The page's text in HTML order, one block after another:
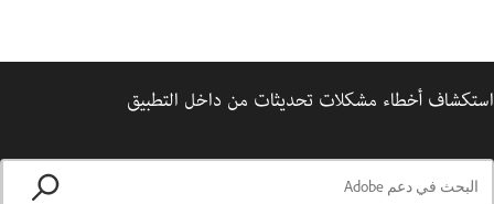
استكشاف أخطاء مشكلات تحديثات من داخل التطبيق